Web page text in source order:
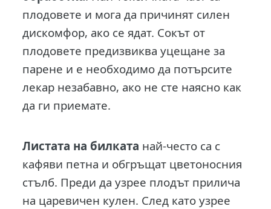
плодовете и мога да причинят силен
дискомфор, ако се ядат. Сокът от
плодовете предизвиква уцещане за
парене и е необходимо да потърсите
лекар незабавно, ако не сте наясно как
да ги приемате.
Листата на билката най-често са с
кафяви петна и обгръщат цветоносния
стълб. Преди да узрее плодът прилича
на царевичен кулен. След като узрее